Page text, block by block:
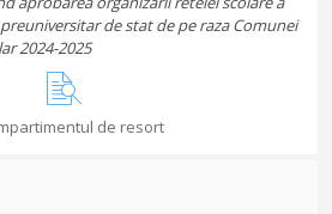
de stat de pe raza Comunei
2024-2025
de resort